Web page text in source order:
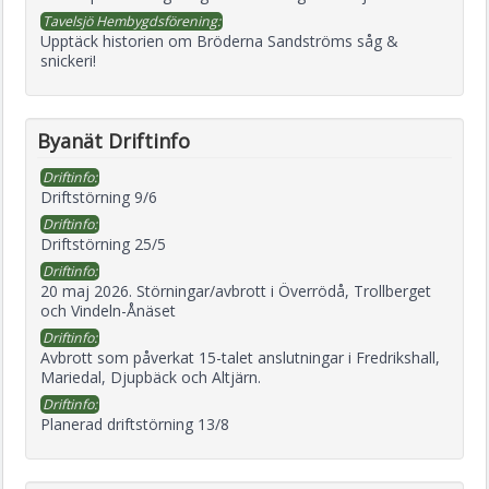
Tavelsjö Hembygdsförening:
Upptäck historien om Bröderna Sandströms såg &
snickeri!
Byanät Driftinfo
Driftinfo:
Driftstörning 9/6
Driftinfo:
Driftstörning 25/5
Driftinfo:
20 maj 2026. Störningar/avbrott i Överrödå, Trollberget
och Vindeln-Ånäset
Driftinfo:
Avbrott som påverkat 15-talet anslutningar i Fredrikshall,
Mariedal, Djupbäck och Altjärn.
Driftinfo:
Planerad driftstörning 13/8